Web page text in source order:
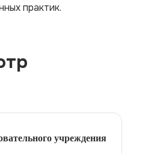
практик.
учреждения